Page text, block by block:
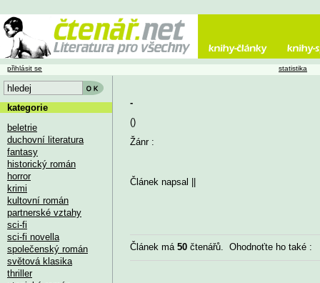
-
()
Žánr :
Článek napsal
Článek má 50čtenářů. Ohodnoťte ho také :
přihlásit se statistika
kategorie
beletrie
duchovní literatura
fantasy
historický román
horror
krimi
kultovní román
partnerské vztahy
sci-fi
sci-fi novella
společenský román
světová klasika
thriller